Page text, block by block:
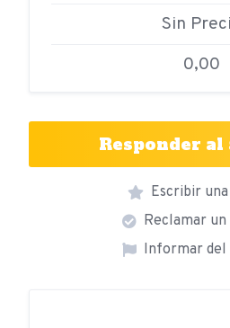
Sin
0,00
Responder al
Escribir
Reclamar un
Informar del